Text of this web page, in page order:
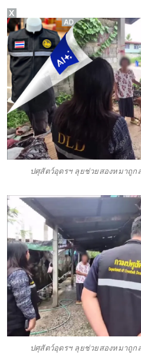
ปศุสัตว์อุดรฯ ลุยช่วยสองหมาถู
ปศุสัตว์อุดรฯ ลุยช่วยสองหมาถู
X